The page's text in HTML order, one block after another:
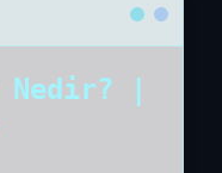
Nedir? |